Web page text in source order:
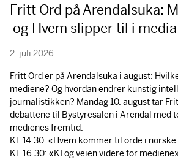
Fritt Ord på Arendalsuka:
og Hvem slipper til i media
2. juli 2026
Fritt Ord er på Arendalsuka i august:
mediene? Og hvordan endrer kunstig
journalistikken? Mandag 10. august tar
debattene til Bystyresalen i Arendal med
medienes fremtid:
Kl. 14.30: «Hvem kommer til orde i
Kl. 16.30: «KI og veien videre for mediene»